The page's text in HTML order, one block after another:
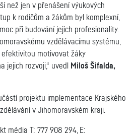
než jen v přenášení výukových
k rodičům a žákům byl komplexní,
při budování jejich profesionality.
vzdělávacímu systému,
motivovat žáky
jejich rozvoji,“ uvedl
Miloš Šifalda,
projektu implementace Krajského
v Jihomoravském kraji.
média T: 777 908 294, E: